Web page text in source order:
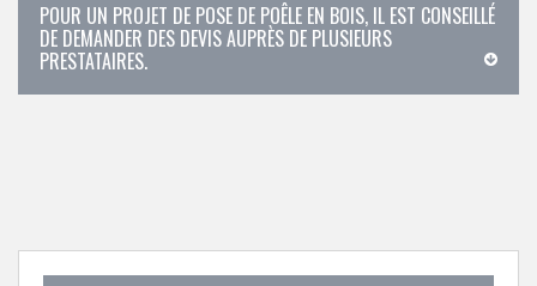
POUR UN PROJET DE POSE DE POÊLE EN BOIS, IL EST CONSEILLÉ
DE DEMANDER DES DEVIS AUPRÈS DE PLUSIEURS
PRESTATAIRES.